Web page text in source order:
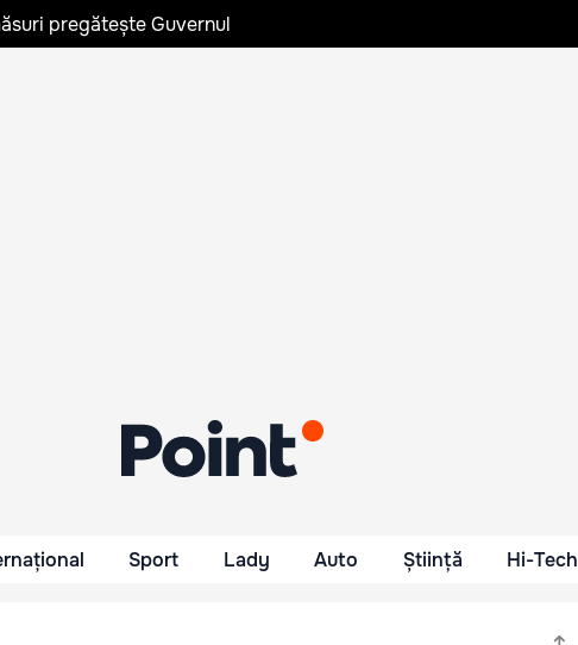
pregătește Guvernul
Sport Lady Auto Știință Hi-Tech